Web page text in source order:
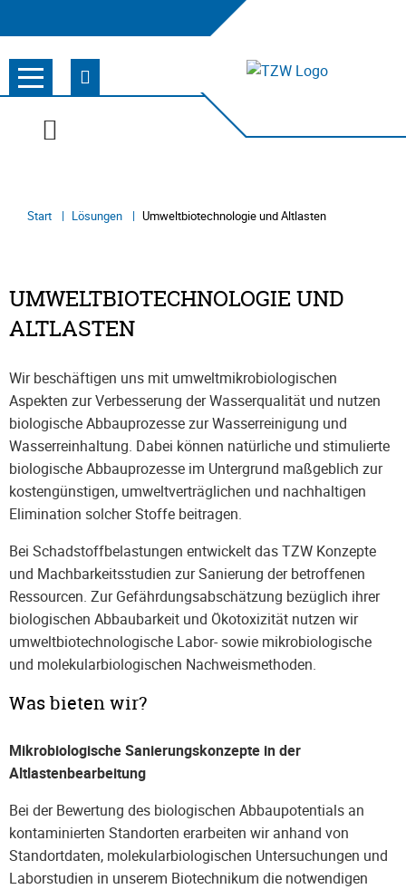
Start Lösungen Umweltbiotechnologie und Altlasten
UMWELTBIOTECHNOLOGIE UND
ALTLASTEN
Wir beschäftigen uns mit umweltmikrobiologischen
Aspekten zur Verbesserung der Wasserqualität und nutzen
biologische Abbauprozesse zur Wasserreinigung und
Wasserreinhaltung. Dabei können natürliche und stimulierte
biologische Abbauprozesse im Untergrund maßgeblich zur
kostengünstigen, umweltverträglichen und nachhaltigen
Elimination solcher Stoffe beitragen.
Bei Schadstoffbelastungen entwickelt das TZW Konzepte
und Machbarkeitsstudien zur Sanierung der betroffenen
Ressourcen. Zur Gefährdungsabschätzung bezüglich ihrer
biologischen Abbaubarkeit und Ökotoxizität nutzen wir
umweltbiotechnologische Labor- sowie mikrobiologische
und molekularbiologischen Nachweismethoden.
Was bieten wir?
Mikrobiologische Sanierungskonzepte in der
Altlastenbearbeitung
Bei der Bewertung des biologischen Abbaupotentials an
kontaminierten Standorten erarbeiten wir anhand von
Standortdaten, molekularbiologischen Untersuchungen und
Laborstudien in unserem Biotechnikum die notwendigen